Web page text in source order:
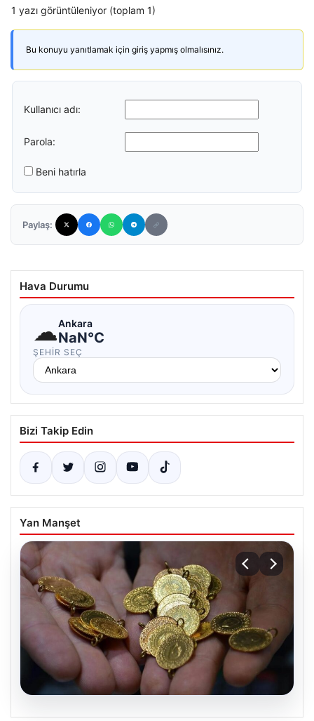
1 yazı görüntüleniyor (toplam 1)
Bu konuyu yanıtlamak için giriş yapmış olmalısınız.
Kullanıcı adı:
Parola:
Beni hatırla
Paylaş:
Hava Durumu
☁Ankara
NaN°C
ŞEHIR SEÇ
Bizi Takip Edin
Yan Manşet
05.08.2026